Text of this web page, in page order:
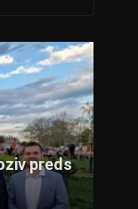
preds